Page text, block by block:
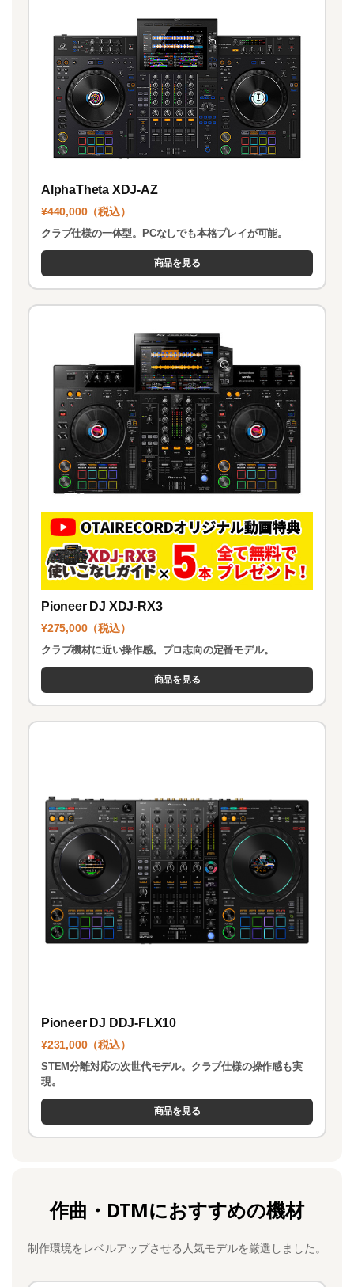
AlphaTheta XDJ-AZ
¥440,000（税込）
クラブ仕様の一体型。PCなしでも本格プレイが可能。
商品を見る
Pioneer DJ XDJ-RX3
¥275,000（税込）
クラブ機材に近い操作感。プロ志向の定番モデル。
商品を見る
Pioneer DJ DDJ-FLX10
¥231,000（税込）
STEM分離対応の次世代モデル。クラブ仕様の操作感も実
現。
商品を見る
作曲・DTMにおすすめの機材
制作環境をレベルアップさせる人気モデルを厳選しました。